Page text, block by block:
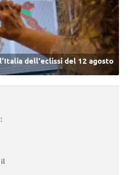
dell'eclissi del 12 agosto
il